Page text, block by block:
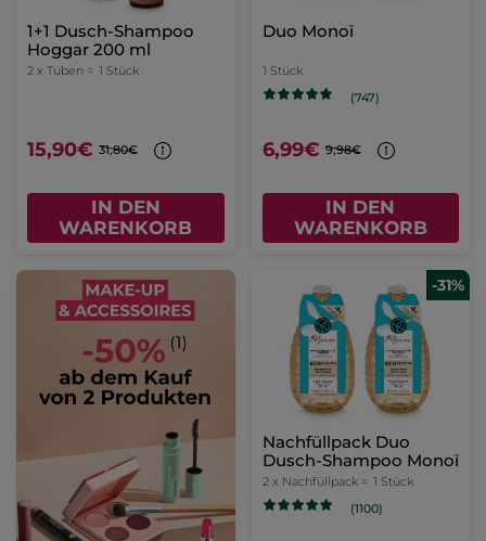
1+1 Dusch-Shampoo
Hoggar 200 ml
2 x Tuben = 1 Stück
15,90€ 31,80€
IN DEN
WARENKORB
Duo Monoï
1 Stück
(747)
6,99€ 9,98€
IN DEN
WARENKORB
-31%
Nachfüllpack Duo
Dusch-Shampoo Monoï
2 x Nachfüllpack = 1 Stück
(1100)